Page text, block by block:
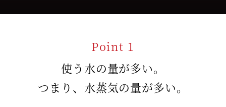
Point 1
使う水の量が多い。
つまり、水蒸気の量が多い。